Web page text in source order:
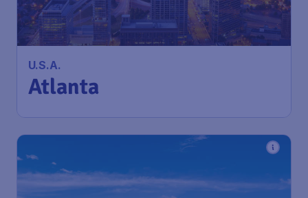
U.S.A.
Atlanta